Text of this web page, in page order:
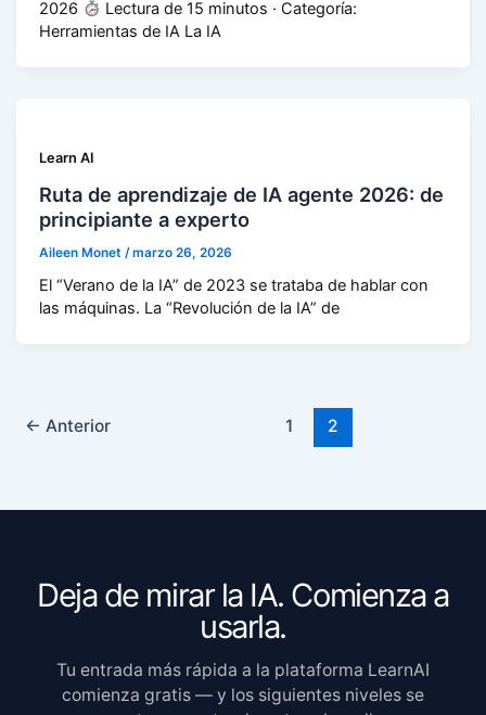
2026
Lectura de 15 minutos · Categoría:
Herramientas de IA La IA
Learn AI
Ruta de aprendizaje de IA agente 2026: de
principiante a experto
Aileen Monet /marzo 26, 2026
El “Verano de la IA” de 2023 se trataba de hablar con
las máquinas. La “Revolución de la IA” de
← Anterior 1 2
Deja de mirar la IA. Comienza a
usarla.
Tu entrada más rápida a la plataforma LearnAI
comienza gratis — y los siguientes niveles se